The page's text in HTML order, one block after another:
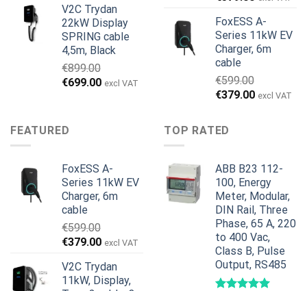
€1,495.00.€1,395.00.
V2C Trydan
22kW Display
SPRING cable
4,5m, Black
€899.00
Alkuperäinen
€899.00.
€699.00Nykyinen
excl VAT
FoxESS A-
Series 11kW EV
Charger, 6m
cable
€599.00
Alkuperäinen
€599.00.
€379.00Nykyinen
excl VAT
FEATURED
FoxESS A-
Series 11kW EV
Charger, 6m
cable
€599.00
Alkuperäinen
oli:
€599.00.
€379.00Nykyinen
on:
€379.00.
excl VAT
V2C Trydan
11kW, Display,
TOP RATED
ABB B23 112-
100, Energy
Meter, Modular,
DIN Rail, Three
Phase, 65 A, 220
to 400 Vac,
Class B, Pulse
Output, RS485